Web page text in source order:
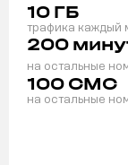
10 ГБ
трафика каждый
200
на остальные
100 СМС
на остальные